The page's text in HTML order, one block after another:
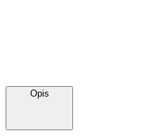
Opis